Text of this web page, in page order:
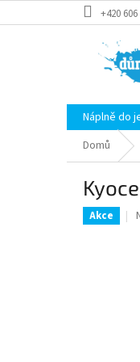
na
+420
Náplně do
Domů
Akce